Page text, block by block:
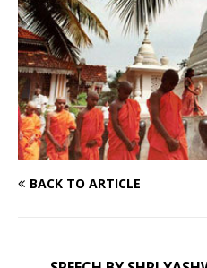
BACK TO ARTICLE